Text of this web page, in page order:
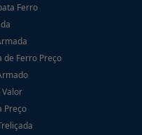
Ferro
de Ferro Preço
Valor
Preço